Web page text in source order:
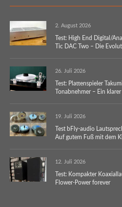
2. August 2026
Test: High End Digital/
Tic DAC Two – Die
26. Juli 2026
Test: Plattenspieler
Tonabnehmer – Ein klarer
19. Juli 2026
Test bFly-audio
Auf gutem Fuß mit dem
12. Juli 2026
Test: Kompakter
Flower-Power forever